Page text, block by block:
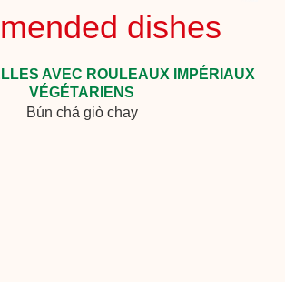
dishes
AVEC ROULEAUX IMPÉRIAUX
VÉGÉTARIENS
Bún chả giò chay